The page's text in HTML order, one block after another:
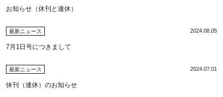
お知らせ（休刊と連休）
最新ニュース 2024.08.05
7月1日号につきまして
最新ニュース 2024.07.01
休刊（連休）のお知らせ